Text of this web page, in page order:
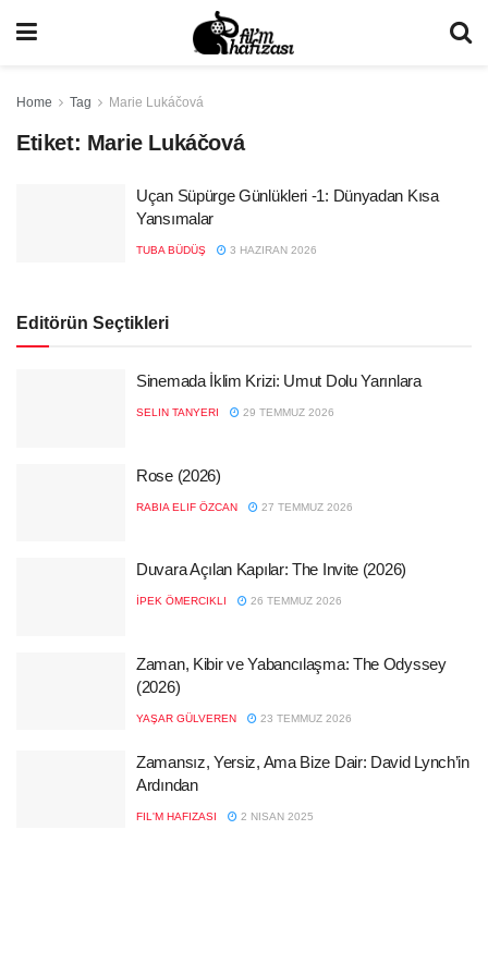
Home Tag Marie Lukáčová
Etiket: Marie Lukáčová
Uçan Süpürge Günlükleri -1: Dünyadan Kısa
Yansımalar
TUBA BÜDÜŞ 3 HAZIRAN 2026
Editörün Seçtikleri
Sinemada İklim Krizi: Umut Dolu Yarınlara
SELIN TANYERI 29 TEMMUZ 2026
Rose (2026)
RABIA ELIF ÖZCAN 27 TEMMUZ 2026
Duvara Açılan Kapılar: The Invite (2026)
İPEK ÖMERCIKLI 26 TEMMUZ 2026
Zaman, Kibir ve Yabancılaşma: The Odyssey
(2026)
YAŞAR GÜLVEREN 23 TEMMUZ 2026
Zamansız, Yersiz, Ama Bize Dair: David Lynch’in
Ardından
FIL'M HAFIZASI 2 NISAN 2025